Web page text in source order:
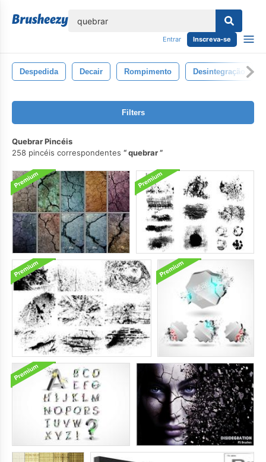
Entrar Inscreva-se
Despedida Decair Rompimento Desintegração
Filters
Quebrar Pincéis
258 pincéis correspondentes
quebrar